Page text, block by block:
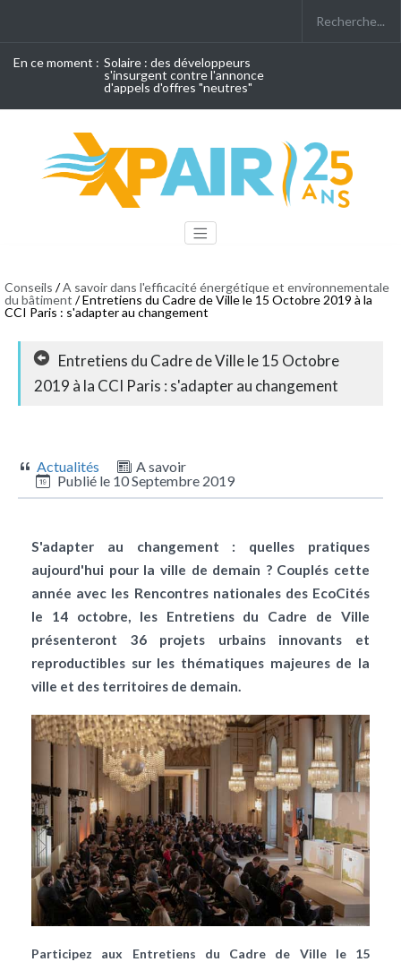
En ce moment : Solaire : des développeurs
s'insurgent contre l'annonce
d'appels d'offres "neutres"
Conseils /A savoir dans l'efficacité énergétique et environnementale
du bâtiment / Entretiens du Cadre de Ville le 15 Octobre 2019 à la
CCI Paris : s'adapter au changement
Entretiens du Cadre de Ville le 15 Octobre
2019 à la CCI Paris : s'adapter au changement
Actualités
A savoir
Publié le 10 Septembre 2019
S'adapter au changement : quelles pratiques
aujourd'hui pour la ville de demain ? Couplés cette
année avec les Rencontres nationales des EcoCités
le 14 octobre, les Entretiens du Cadre de Ville
présenteront 36 projets urbains innovants et
reproductibles sur les thématiques majeures de la
ville et des territoires de demain.
Participez aux Entretiens du Cadre de Ville le 15